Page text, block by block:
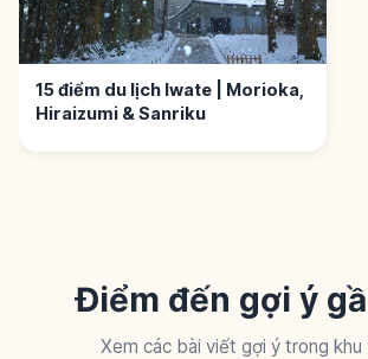
15 điểm du lịch Iwate | Morioka,
Hiraizumi & Sanriku
Điểm đến gợi ý
Xem các bài viết gợi ý trong khu